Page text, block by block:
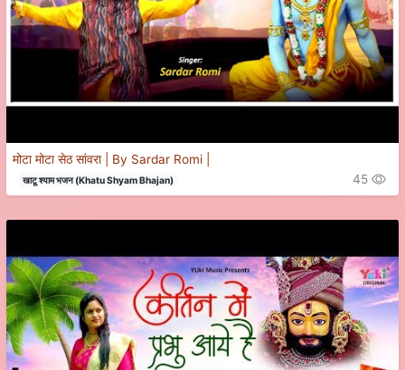
मोटा मोटा सेठ सांवरा | By Sardar Romi |
खाटू श्याम भजन (Khatu Shyam Bhajan) 45